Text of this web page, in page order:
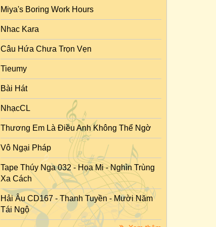
Miya's Boring Work Hours
Nhac Kara
Câu Hứa Chưa Trọn Vẹn
Tieumy
Bài Hát
NhạcCL
Thương Em Là Điều Anh Không Thể Ngờ
Vô Ngại Pháp
Tape Thúy Nga 032 - Họa Mi - Nghìn Trùng
Xa Cách
Hải Âu CD167 - Thanh Tuyền - Mười Năm
Tái Ngộ